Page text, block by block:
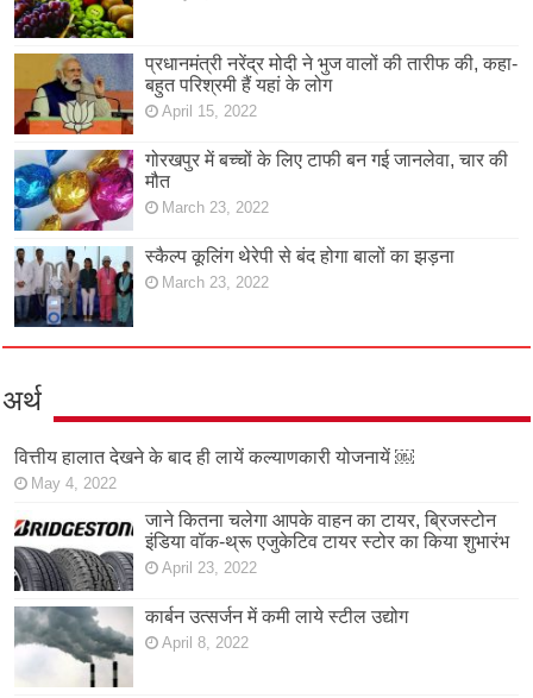
प्रधानमंत्री नरेंद्र मोदी ने भुज वालों की तारीफ की, कहा-
बहुत परिश्रमी हैं यहां के लोग
April 15, 2022
गोरखपुर में बच्चों के लिए टाफी बन गई जानलेवा, चार की
मौत
March 23, 2022
स्कैल्प कूलिंग थेरेपी से बंद होगा बालों का झड़ना
March 23, 2022
अर्थ
वित्तीय हालात देखने के बाद ही लायें कल्याणकारी योजनायें ￼
May 4, 2022
जाने कितना चलेगा आपके वाहन का टायर, ब्रिजस्टोन
इंडिया वॉक-थ्रू एजुकेटिव टायर स्टोर का किया शुभारंभ
April 23, 2022
कार्बन उत्सर्जन में कमी लाये स्टील उद्योग
April 8, 2022